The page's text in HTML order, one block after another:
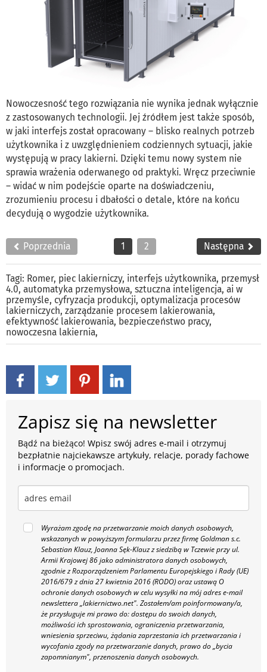
Nowoczesność tego rozwiązania nie wynika jednak wyłącznie
z zastosowanych technologii. Jej źródłem jest także sposób,
w jaki interfejs został opracowany – blisko realnych potrzeb
użytkownika i z uwzględnieniem codziennych sytuacji, jakie
występują w pracy lakierni. Dzięki temu nowy system nie
sprawia wrażenia oderwanego od praktyki. Wręcz przeciwnie
– widać w nim podejście oparte na doświadczeniu,
zrozumieniu procesu i dbałości o detale, które na końcu
decydują o wygodzie użytkownika.
Poprzednia 1 2 Następna
Tagi: Romer, piec lakierniczy, interfejs użytkownika, przemysł
4.0, automatyka przemysłowa, sztuczna inteligencja, ai w
przemyśle, cyfryzacja produkcji, optymalizacja procesów
lakierniczych, zarządzanie procesem lakierowania,
efektywność lakierowania, bezpieczeństwo pracy,
nowoczesna lakiernia,
Zapisz się na newsletter
Bądź na bieżąco! Wpisz swój adres e-mail i otrzymuj
bezpłatnie najciekawsze artykuły, relacje, porady fachowe
i informacje o promocjach.
Wyrażam zgodę na przetwarzanie moich danych osobowych,
wskazanych w powyższym formularzu przez firmę Goldman s.c.
Sebastian Klauz, Joanna Sęk-Klauz z siedzibą w Tczewie przy ul.
Armii Krajowej 86 jako administratora danych osobowych,
zgodnie z Rozporządzeniem Parlamentu Europejskiego i Rady (UE)
2016/679 z dnia 27 kwietnia 2016 (RODO) oraz ustawą O
ochronie danych osobowych w celu wysyłki na mój adres e-mail
newslettera „lakiernictwo.net". Zostałem/am poinformowany/a,
że przysługuje mi prawo do: dostępu do swoich danych,
możliwości ich sprostowania, ograniczenia przetwarzania,
wniesienia sprzeciwu, żądania zaprzestania ich przetwarzania i
wycofania zgody na przetwarzanie danych, prawo do „bycia
zapomnianym", przenoszenia danych osobowych.